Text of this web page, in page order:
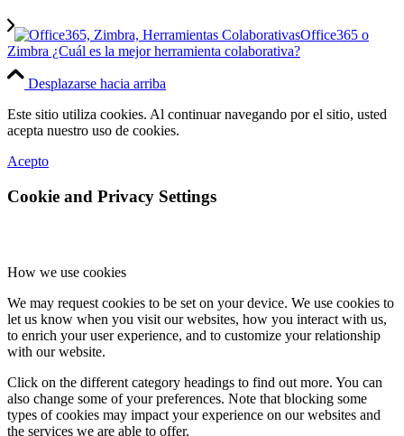
Office365 o
Zimbra ¿Cuál es la mejor herramienta colaborativa?
Desplazarse hacia arriba
Este sitio utiliza cookies. Al continuar navegando por el sitio, usted
acepta nuestro uso de cookies.
Acepto
Cookie and Privacy Settings
How we use cookies
We may request cookies to be set on your device. We use cookies to
let us know when you visit our websites, how you interact with us,
to enrich your user experience, and to customize your relationship
with our website.
Click on the different category headings to find out more. You can
also change some of your preferences. Note that blocking some
types of cookies may impact your experience on our websites and
the services we are able to offer.